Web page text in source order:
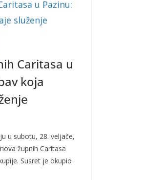
Caritasa u
koja
u subotu, 28. veljače,
župnih Caritasa
Susret je okupio